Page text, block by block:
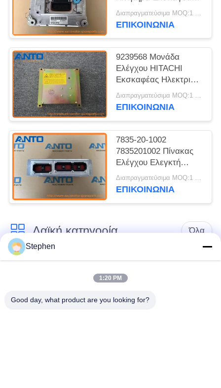
Για EC240 EC210
EC290
Διαπραγματεύσιμα MOQ:1 τεμ
ΕΠΙΚΟΙΝΩΝΙΑ
9239568 Μονάδα
Ελέγχου HITACHI
Εκσκαφέας Ηλεκτρικά
Μέρη Για ZX180LC
ZX200 ZX210
Διαπραγματεύσιμα MOQ:1 τεμ
ΕΠΙΚΟΙΝΩΝΙΑ
7835-20-1002
7835201002 Πίνακας
Ελέγχου Ελεγκτή
Ανταλλακτικά
Εκσκαφέα KOMATSU
Διαπραγματεύσιμα MOQ:1 τεμ
ΕΠΙΚΟΙΝΩΝΙΑ
Λαϊκή κατηγορία Όλα
Εκσκαφέας
Τελικό Drive
εκσκαφέων
εργαλείο
Stephen
1:20 PM
Good day, what product are you looking for?